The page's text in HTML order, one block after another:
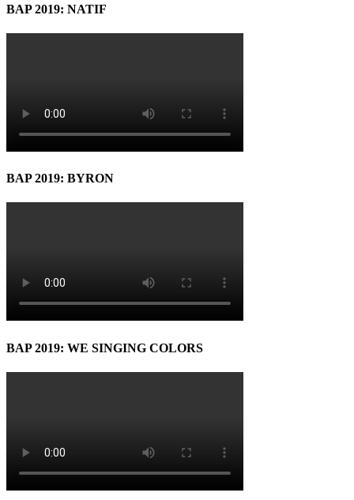
BAP 2019: NATIF
BAP 2019: BYRON
BAP 2019: WE SINGING COLORS